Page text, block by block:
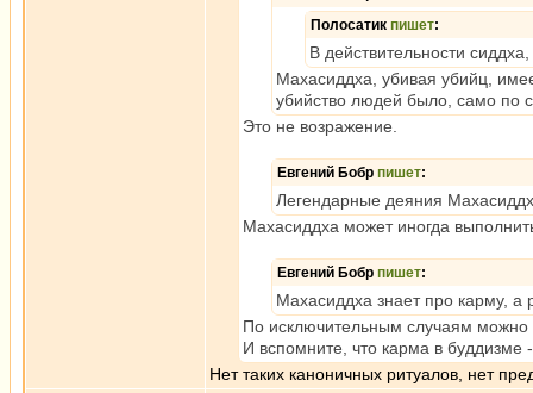
Полосатик пишет:
В действительности
Махасиддха, убивая убийц,
убийство людей было, само по
Это не возражение.
Евгений Бобр пишет:
Легендарные деяния
Махасиддха может иногда
Евгений Бобр пишет:
Махасиддха знает про карму, а
По исключительным случаям можно
И вспомните, что карма в
Нет таких каноничных ритуалов, нет